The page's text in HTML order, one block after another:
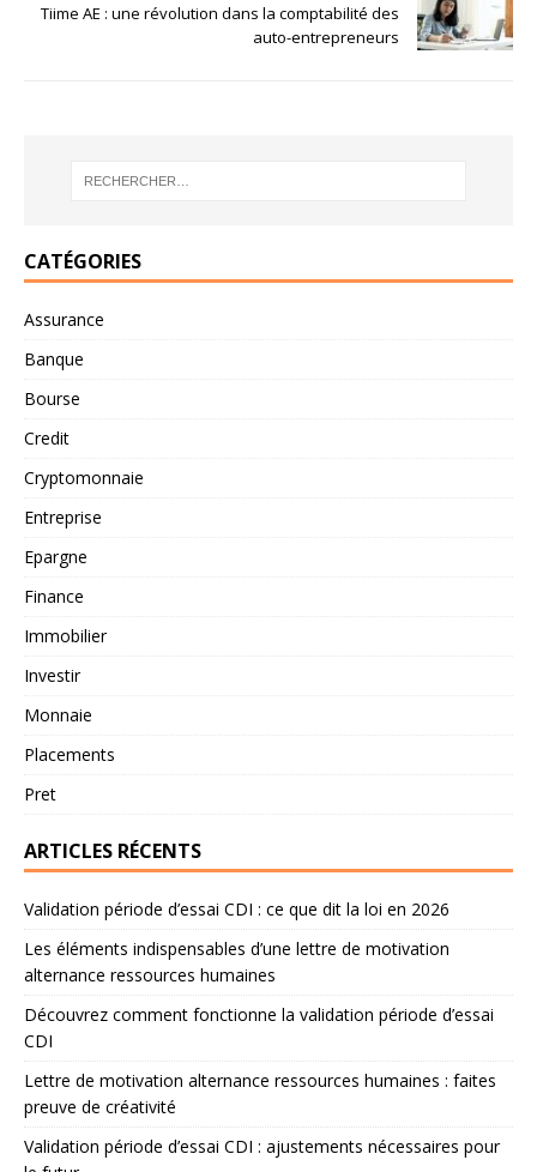
Tiime AE : une révolution dans la comptabilité des
auto-entrepreneurs
CATÉGORIES
Assurance
Banque
Bourse
Credit
Cryptomonnaie
Entreprise
Epargne
Finance
Immobilier
Investir
Monnaie
Placements
Pret
ARTICLES RÉCENTS
Validation période d’essai CDI : ce que dit la loi en 2026
Les éléments indispensables d’une lettre de motivation
alternance ressources humaines
Découvrez comment fonctionne la validation période d’essai
CDI
Lettre de motivation alternance ressources humaines : faites
preuve de créativité
Validation période d’essai CDI : ajustements nécessaires pour